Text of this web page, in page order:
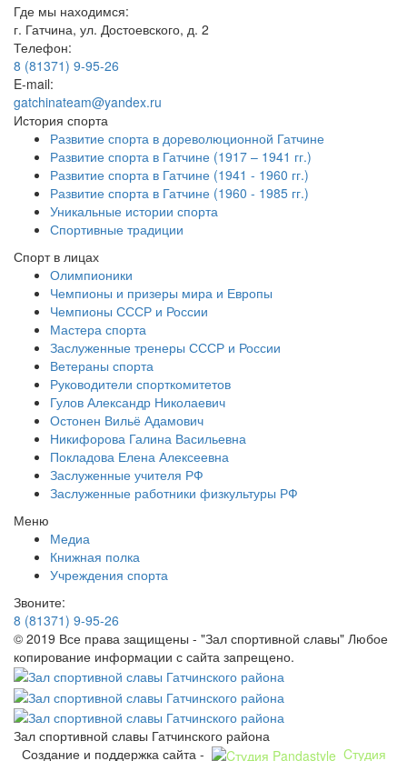
Где мы находимся:
г. Гатчина, ул. Достоевского, д. 2
Телефон:
8 (81371) 9-95-26
E-mail:
gatchinateam@yandex.ru
История спорта
Развитие спорта в дореволюционной Гатчине
Развитие спорта в Гатчине (1917 – 1941 гг.)
Развитие спорта в Гатчине (1941 - 1960 гг.)
Развитие спорта в Гатчине (1960 - 1985 гг.)
Уникальные истории спорта
Спортивные традиции
Спорт в лицах
Олимпионики
Чемпионы и призеры мира и Европы
Чемпионы СССР и России
Мастера спорта
Заслуженные тренеры СССР и России
Ветераны спорта
Руководители спорткомитетов
Гулов Александр Николаевич
Остонен Вильё Адамович
Никифорова Галина Васильевна
Покладова Елена Алексеевна
Заслуженные учителя РФ
Заслуженные работники физкультуры РФ
Меню
Медиа
Книжная полка
Учреждения спорта
Звоните:
8 (81371) 9-95-26
© 2019 Все права защищены - "Зал спортивной славы" Любое
копирование информации с сайта запрещено.
Зал спортивной славы Гатчинского района
Создание и поддержка сайта -
Cтудия